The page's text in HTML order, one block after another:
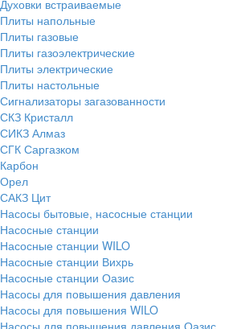
Духовки встраиваемые
Плиты напольные
Плиты газовые
Плиты газоэлектрические
Плиты электрические
Плиты настольные
Сигнализаторы загазованности
СКЗ Кристалл
СИКЗ Алмаз
СГК Саргазком
Карбон
Орел
САКЗ Цит
Насосы бытовые, насосные станции
Насосные станции
Насосные станции WILO
Насосные станции Вихрь
Насосные станции Оазис
Насосы для повышения давления
Насосы для повышения WILO
Насосы для повышения давления Оазис